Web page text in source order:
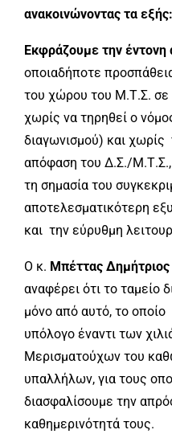
ανακοινώνοντας τα εξής:
Εκφράζουμε την έντονη
οποιαδήποτε
του χώρου του Μ.Τ.Σ. σε
χωρίς να τηρηθεί ο
διαγωνισμού) και
απόφαση του Δ.Σ./
τη σημασία του
αποτελεσματικότερη
και την εύρυθμη
Ο κ. Μπέττας
αναφέρει ότι το ταμείο
μόνο από αυτό, το οποίο
υπόλογο έναντι των
Μερισματούχων του
υπαλλήλων, για τους
διασφαλίσουμε την
καθημερινότητά τους.